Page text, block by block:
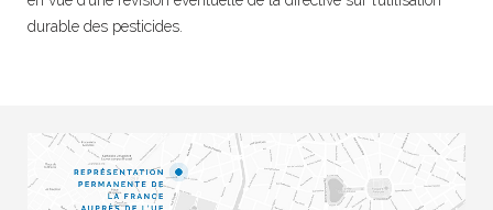
durable des pesticides.